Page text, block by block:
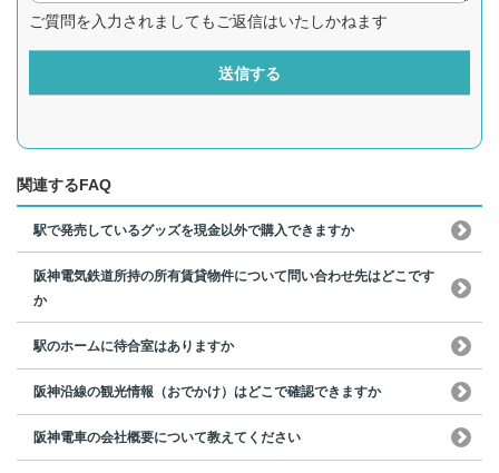
ご質問を入力されましてもご返信はいたしかねます
送信する
関連するFAQ
駅で発売しているグッズを現金以外で購入できますか
阪神電気鉄道所持の所有賃貸物件について問い合わせ先はどこです
か
駅のホームに待合室はありますか
阪神沿線の観光情報（おでかけ）はどこで確認できますか
阪神電車の会社概要について教えてください